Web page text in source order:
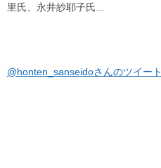
里氏、永井紗耶子氏...
@honten_sanseidoさんのツイート